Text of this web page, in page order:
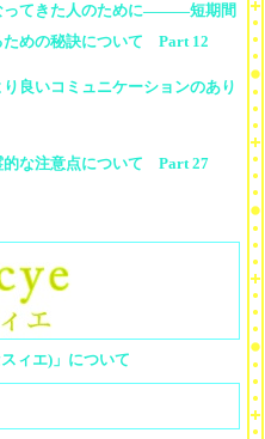
ってきた人のために―――短期間
ための秘訣について Part 12
良いコミュニケーションのあり
的な注意点について Part 27
ィエ)」について